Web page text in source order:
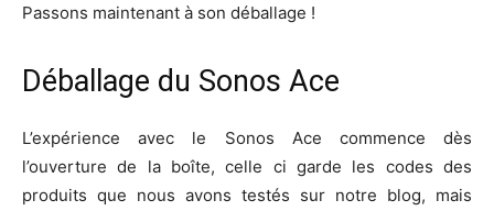
Passons maintenant à son déballage !
Déballage du Sonos Ace
L’expérience avec le Sonos Ace commence dès
l’ouverture de la boîte, celle ci garde les codes des
produits que nous avons testés sur notre blog, mais